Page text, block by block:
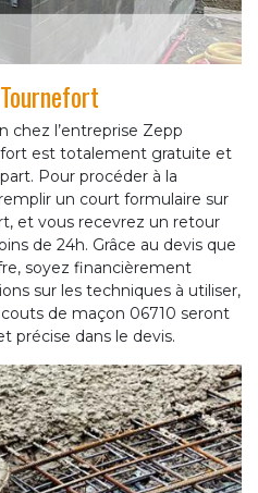
chez l’entreprise Zepp
est totalement gratuite et
Pour procéder à la
un court formulaire sur
et vous recevrez un retour
de 24h. Grâce au devis que
soyez financièrement
sur les techniques à utiliser,
de maçon 06710 seront
précise dans le devis.